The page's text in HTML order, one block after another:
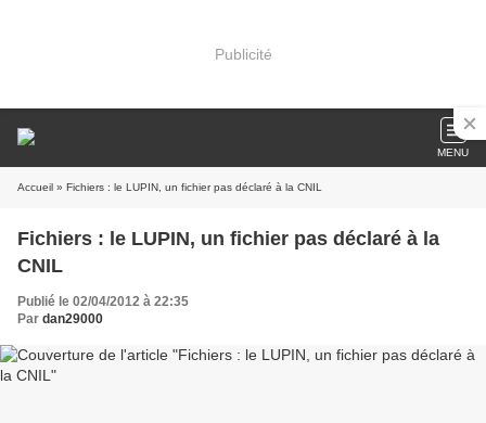
Publicité
MENU
Accueil » Fichiers : le LUPIN, un fichier pas déclaré à la CNIL
Fichiers : le LUPIN, un fichier pas déclaré à la
CNIL
Publié le 02/04/2012 à 22:35
Par dan29000